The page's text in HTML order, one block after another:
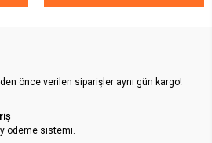
önce verilen siparişler aynı gün kargo!
ödeme sistemi.